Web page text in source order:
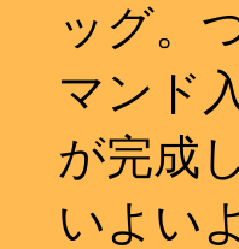
ッグ。
マンド
が完成
いよい